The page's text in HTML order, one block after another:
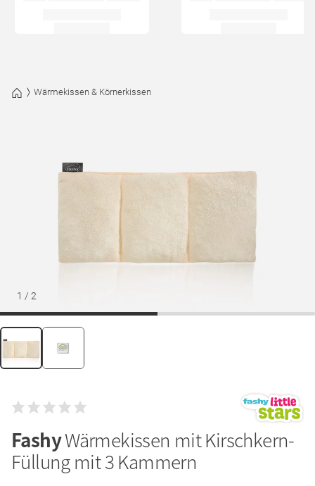
Wärmekissen & Körnerkissen
1 / 2
FashyWärmekissen mit Kirschkern-
Füllung mit 3 Kammern